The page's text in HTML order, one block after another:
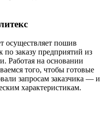
осуществляет пошив
заказу предприятий из
Работая на основании
того, чтобы готовые
запросам заказчика — и
характеристикам.